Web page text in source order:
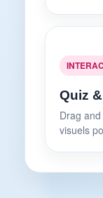
Quiz
Drag
visuels